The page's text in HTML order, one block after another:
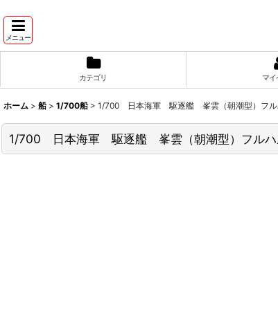
メニュー
カテゴリ マイ
ホーム > 船 > 1/700船 > 1/700 日本海軍 駆逐艦 峯雲（朝潮型）フル
1/700 日本海軍 駆逐艦 峯雲（朝潮型）フルハ